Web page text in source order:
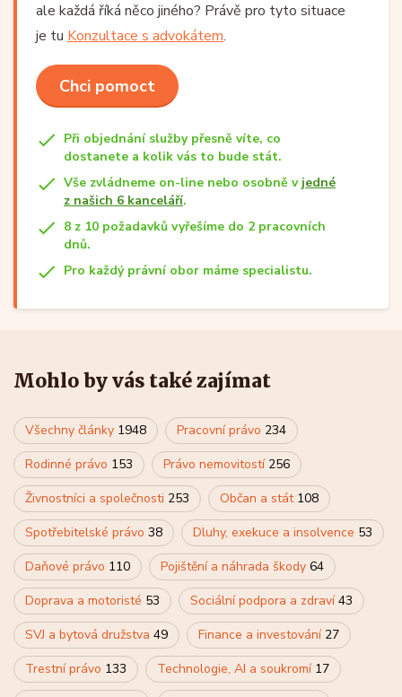
ale každá říká něco jiného? Právě pro tyto situace
je tu Konzultace s advokátem.
Chci pomoct
Při objednání služby přesně víte, co
dostanete a kolik vás to bude stát.
Vše zvládneme on-line nebo osobně v jedné
z našich 6 kanceláří.
8 z 10 požadavků vyřešíme do 2 pracovních
dnů.
Pro každý právní obor máme specialistu.
Mohlo by vás také zajímat
Všechny články 1948 Pracovní právo 234
Rodinné právo 153 Právo nemovitostí 256
Živnostníci a společnosti 253 Občan a stát 108
Spotřebitelské právo 38 Dluhy, exekuce a insolvence 53
Daňové právo 110 Pojištění a náhrada škody 64
Doprava a motoristé 53 Sociální podpora a zdraví43
SVJ a bytová družstva 49 Finance a investování 27
Trestní právo 133 Technologie, AI a soukromí 17